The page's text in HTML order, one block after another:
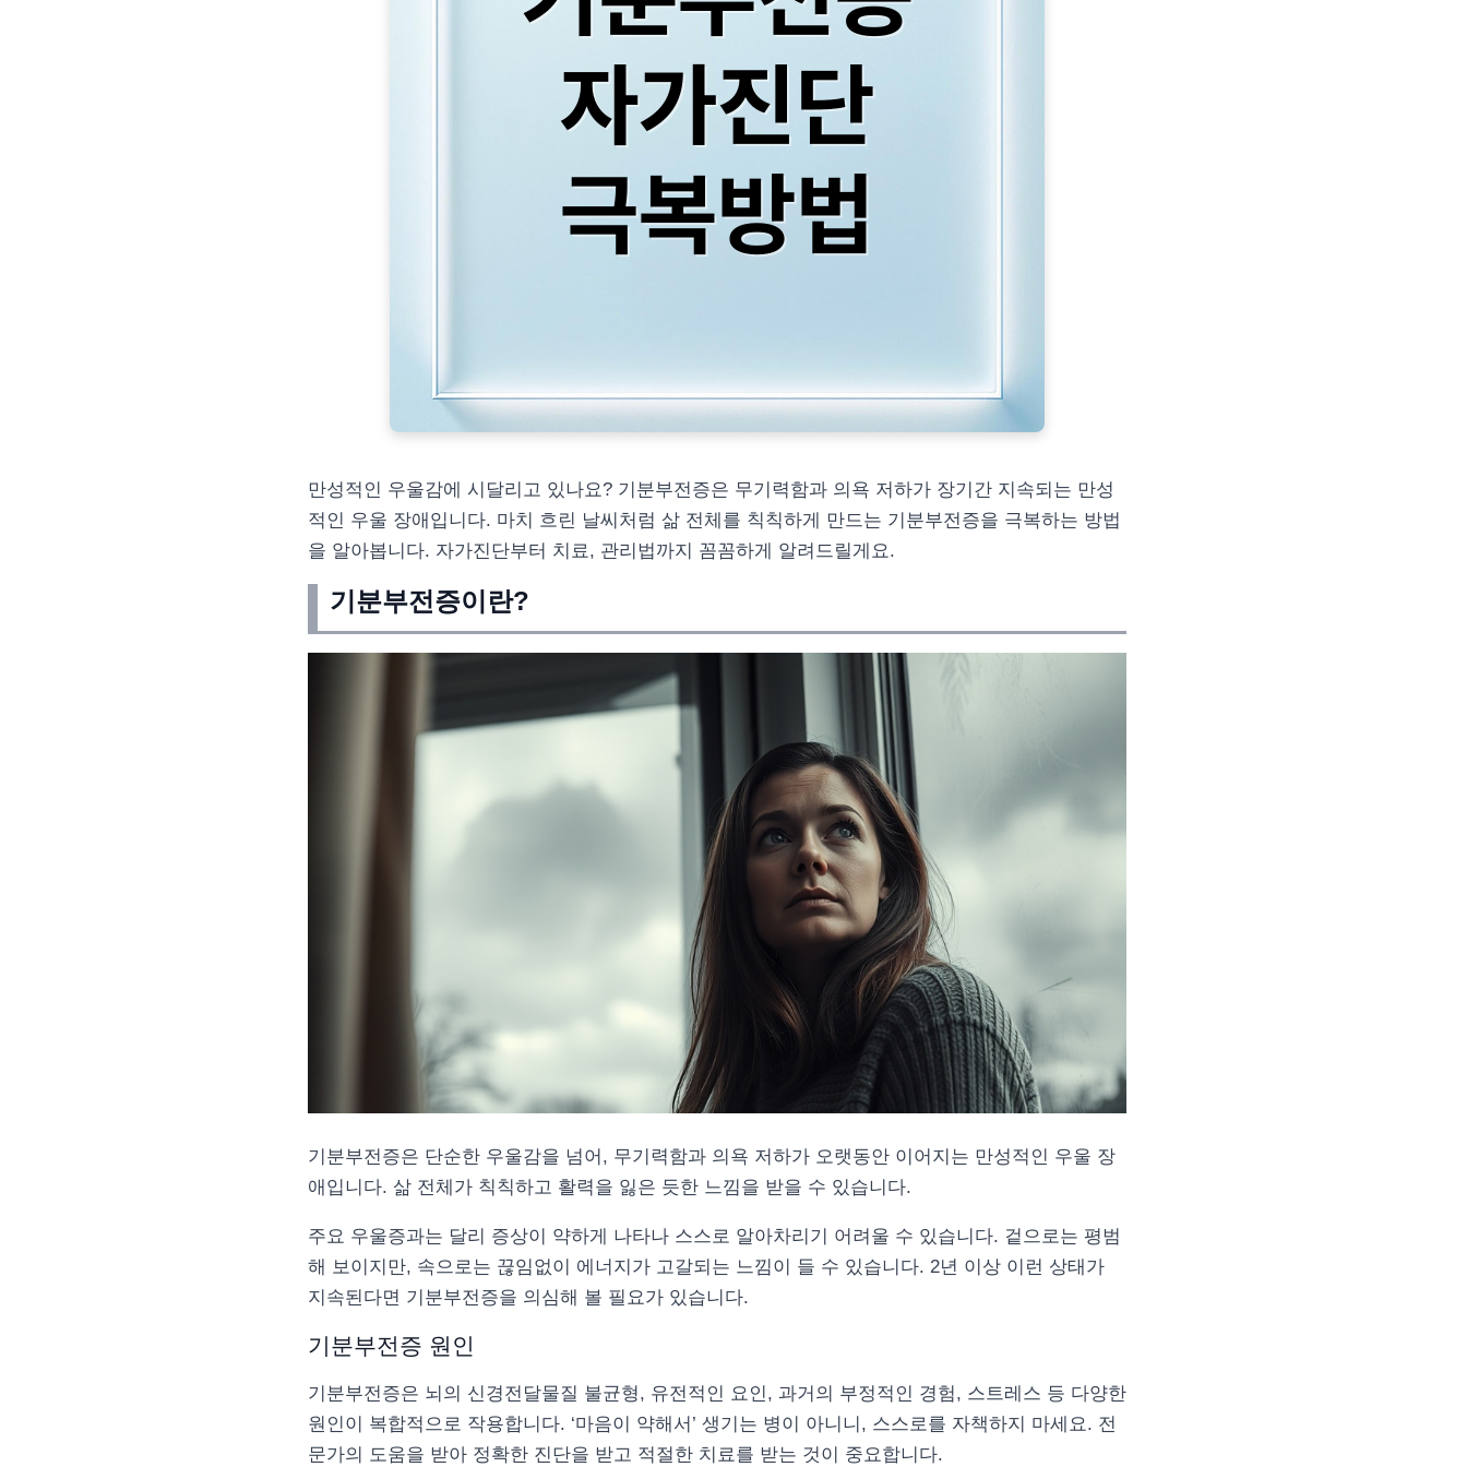
만성적인 우울감에 시달리고 있나요? 기분부전증은 무기력함과 의욕 저하가 장기간 지속되는 만성
적인 우울 장애입니다. 마치 흐린 날씨처럼 삶 전체를 칙칙하게 만드는 기분부전증을 극복하는 방법
을 알아봅니다. 자가진단부터 치료, 관리법까지 꼼꼼하게 알려드릴게요.
기분부전증이란?
기분부전증은 단순한 우울감을 넘어, 무기력함과 의욕 저하가 오랫동안 이어지는 만성적인 우울 장
애입니다. 삶 전체가 칙칙하고 활력을 잃은 듯한 느낌을 받을 수 있습니다.
주요 우울증과는 달리 증상이 약하게 나타나 스스로 알아차리기 어려울 수 있습니다. 겉으로는 평범
해 보이지만, 속으로는 끊임없이 에너지가 고갈되는 느낌이 들 수 있습니다. 2년 이상 이런 상태가
지속된다면 기분부전증을 의심해 볼 필요가 있습니다.
기분부전증 원인
기분부전증은 뇌의 신경전달물질 불균형, 유전적인 요인, 과거의 부정적인 경험, 스트레스 등 다양한
원인이 복합적으로 작용합니다. ‘마음이 약해서’ 생기는 병이 아니니, 스스로를 자책하지 마세요. 전
문가의 도움을 받아 정확한 진단을 받고 적절한 치료를 받는 것이 중요합니다.